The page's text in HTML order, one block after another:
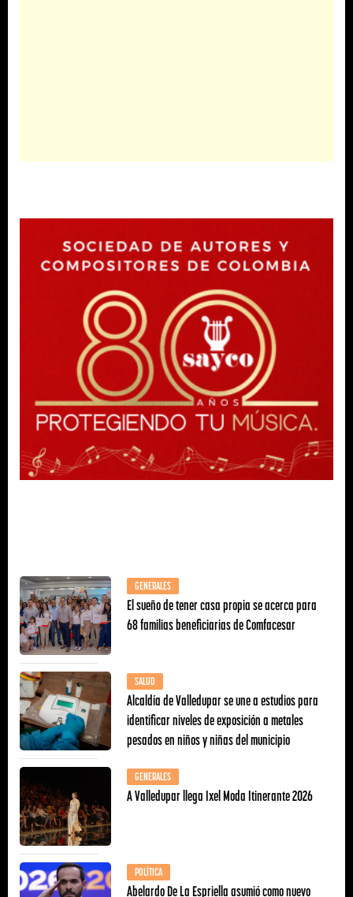
GENERALES
El sueño de tener casa propia se acerca para
68 familias beneficiarias de Comfacesar
SALUD
Alcaldía de Valledupar se une a estudios para
identificar niveles de exposición a metales
pesados en niños y niñas del municipio
GENERALES
A Valledupar llega Ixel Moda Itinerante 2026
POLÍTICA
Abelardo De La Espriella asumió como nuevo